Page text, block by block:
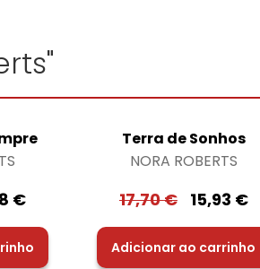
€
Terra de Sonhos
NORA ROBERTS
17,70€ 15,93 €
Adicionar ao carrinho